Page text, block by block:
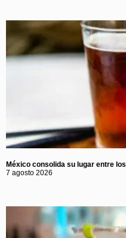
México consolida su lugar entre
7 agosto 2026